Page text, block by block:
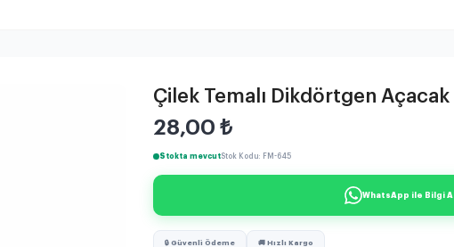
Çilek Temalı Dikdörtgen
28,00 ₺
Stokta mevcutStok Kodu: FM-645
WhatsApp ile Bilgi Al
🔒 Güvenli Ödeme 🚚 Hızlı Kargo